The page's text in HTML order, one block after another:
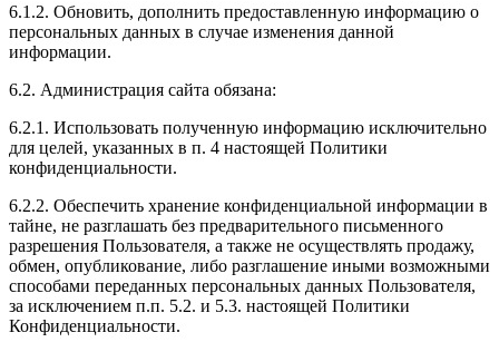
6.1.2. Обновить, дополнить предоставленную информацию о
персональных данных в случае изменения данной
информации.
6.2. Администрация сайта обязана:
6.2.1. Использовать полученную информацию исключительно
для целей, указанных в п. 4 настоящей Политики
конфиденциальности.
6.2.2. Обеспечить хранение конфиденциальной информации в
тайне, не разглашать без предварительного письменного
разрешения Пользователя, а также не осуществлять продажу,
обмен, опубликование, либо разглашение иными возможными
способами переданных персональных данных Пользователя,
за исключением п.п. 5.2. и 5.3. настоящей Политики
Конфиденциальности.